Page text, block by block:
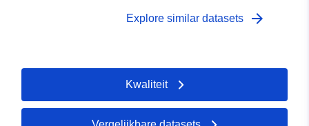
Explore similar datasets arrow_forward
Kwaliteit